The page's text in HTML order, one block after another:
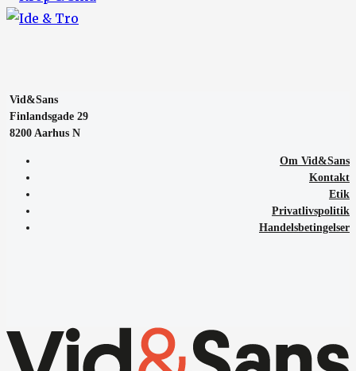
Vid&Sans
Finlandsgade 29
8200 Aarhus N
Om Vid&Sans
Kontakt
Etik
Privatlivspolitik
Handelsbetingelser